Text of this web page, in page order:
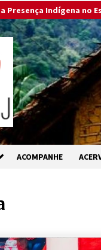
Presença Indígena no
ACOMPANHE